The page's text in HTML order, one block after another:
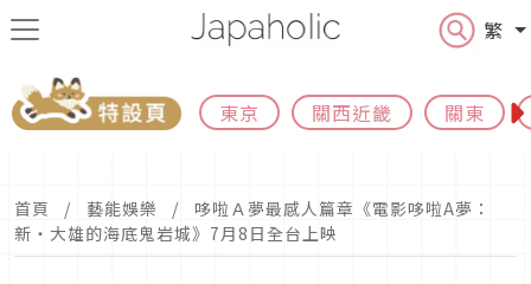
繁
東京 關西近畿 關東
首頁 藝能娛樂
哆啦Ａ夢最感人篇章《電影哆啦A夢：
新‧大雄的海底鬼岩城》7月8日全台上映